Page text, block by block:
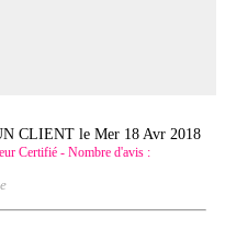
CLIENT leMer 18 Avr 2018
Certifié - Nombre d'avis :